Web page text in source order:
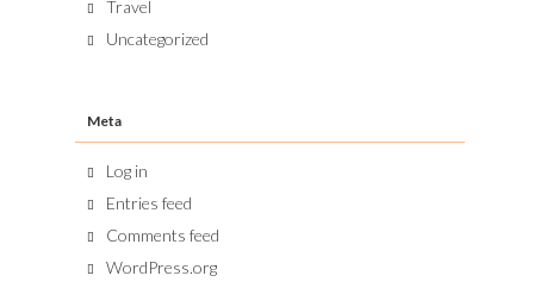
Travel
Uncategorized
Meta
Log in
Entries feed
Comments feed
WordPress.org